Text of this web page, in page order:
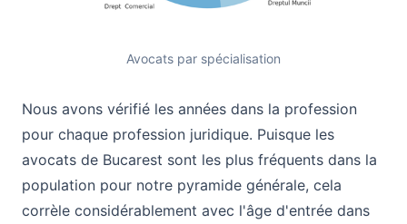
Avocats par spécialisation
Nous avons vérifié les années dans la profession
pour chaque profession juridique. Puisque les
avocats de Bucarest sont les plus fréquents dans la
population pour notre pyramide générale, cela
corrèle considérablement avec l'âge d'entrée dans